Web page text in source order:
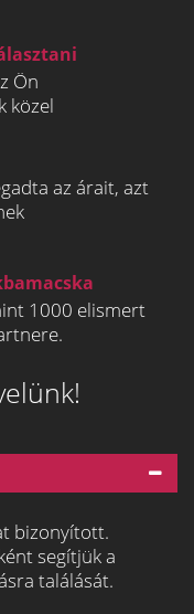
Ön
közel
az árait, azt
1000 elismert
bizonyított.
segítjük a
találását.